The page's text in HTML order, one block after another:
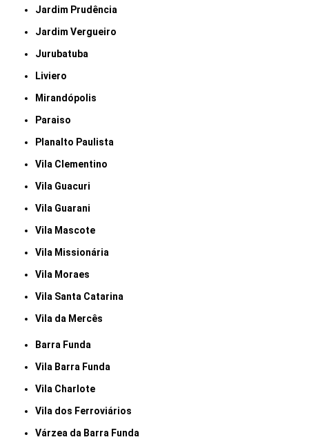
Jardim Prudência
Jardim Vergueiro
Jurubatuba
Liviero
Mirandópolis
Paraiso
Planalto Paulista
Vila Clementino
Vila Guacuri
Vila Guarani
Vila Mascote
Vila Missionária
Vila Moraes
Vila Santa Catarina
Vila da Mercês
Barra Funda
Vila Barra Funda
Vila Charlote
Vila dos Ferroviários
Várzea da Barra Funda